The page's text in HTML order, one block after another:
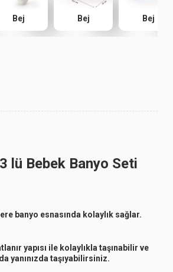
Bej Bej Bej
lü Bebek Banyo Seti
banyo esnasında kolaylık sağlar.
yapısı ile kolaylıkla taşınabilir ve
yanınızda taşıyabilirsiniz.